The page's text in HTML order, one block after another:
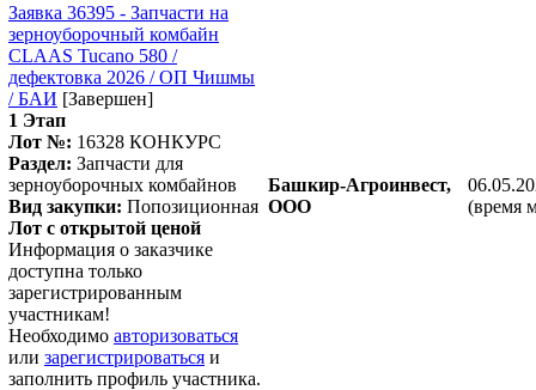
Заявка 36395 - Запчасти на
зерноуборочный комбайн
CLAAS Tucano 580 /
дефектовка 2026 / ОП Чишмы
/ БАИ [Завершен]
1 Этап
Лот №: 16328 КОНКУРС
Раздел: Запчасти для
зерноуборочных комбайнов
Вид закупки: Попозиционная
Лот с открытой ценой
Информация о заказчике
доступна только
зарегистрированным
участникам!
Необходимо авторизоваться
или зарегистрироваться и
заполнить профиль участника.
Башкир-Агроинвест,
ООО
(время